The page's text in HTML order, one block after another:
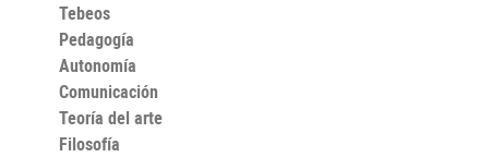
Tebeos
Pedagogía
Autonomía
Comunicación
Teoría del arte
Filosofía